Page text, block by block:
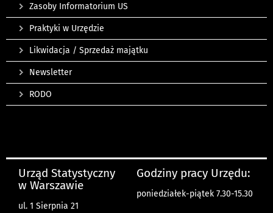
Zasoby Informatorium US
Praktyki w Urzędzie
Likwidacja / Sprzedaż majątku
Newsletter
RODO
Urząd Statystyczny
w Warszawie
ul. 1 Sierpnia 21
Godziny pracy Urzędu:
poniedziałek-piątek 7.30-15.30